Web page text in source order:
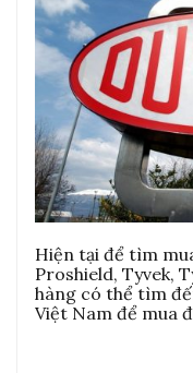
Hiện tại để tìm
Proshield, Tyvek,
hàng có thể tìm
Việt Nam để mua